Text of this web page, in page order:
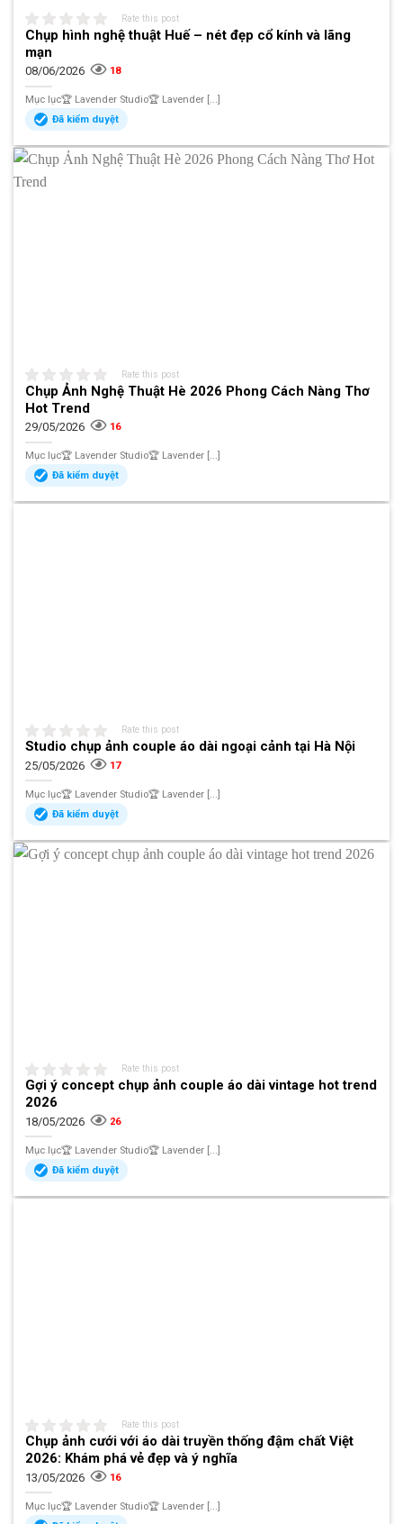
Rate this post
Chụp hình nghệ thuật Huế – nét đẹp cổ kính và lãng
mạn
08/06/2026 18
Mục lục🏆 Lavender Studio🏆 Lavender [...]
Đã kiểm duyệt
Rate this post
Chụp Ảnh Nghệ Thuật Hè 2026 Phong Cách Nàng Thơ
Hot Trend
29/05/2026 16
Mục lục🏆 Lavender Studio🏆 Lavender [...]
Đã kiểm duyệt
Rate this post
Studio chụp ảnh couple áo dài ngoại cảnh tại Hà Nội
25/05/2026 17
Mục lục🏆 Lavender Studio🏆 Lavender [...]
Đã kiểm duyệt
Rate this post
Gợi ý concept chụp ảnh couple áo dài vintage hot trend
2026
18/05/2026 26
Mục lục🏆 Lavender Studio🏆 Lavender [...]
Đã kiểm duyệt
Rate this post
Chụp ảnh cưới với áo dài truyền thống đậm chất Việt
2026: Khám phá vẻ đẹp và ý nghĩa
13/05/2026 16
Mục lục🏆 Lavender Studio🏆 Lavender [...]